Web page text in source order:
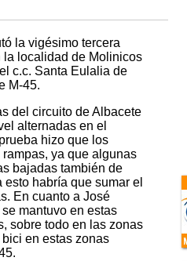
la vigésimo tercera
la localidad de Molinicos
c.c. Santa Eulalia de
M-45.
del circuito de Albacete
alternadas en el
hizo que los
ya que algunas
bajadas también de
habría que sumar el
En cuanto a José
mantuvo en estas
sobre todo en las zonas
en estas zonas